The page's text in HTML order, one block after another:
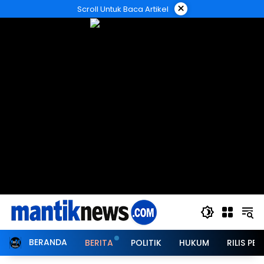
ke
Scroll Untuk Baca Artikel ×
BERANDA BERITA POLITIK HUKUM RILIS